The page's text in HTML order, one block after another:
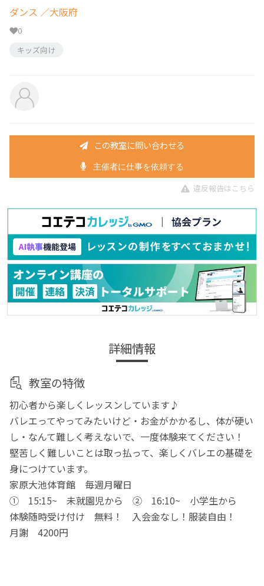
ダンス ／大阪府
0
キッズ向け
この教室に問い合わせる
主催者に仕事を依頼する
違反報告はこちら
詳細情報
教室の特徴
初心者から楽しくレッスンしています♪
バレエってやってみたいけど・お金がかかるし、体が硬い
し・なんて難しく考えないで、一度体験来てください！
堅苦しく難しいことは取っ払って、楽しくバレエの基礎を
身につけています。
家原大池体育館 毎週月曜日
① 15:15~ 未就園児から ② 16:10~ 小学生から
体験随時受け付け 無料！ 入会金なし！服装自由！
月謝 4200円